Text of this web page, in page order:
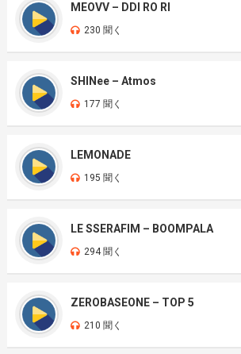
MEOVV – DDI RO RI
230 聞く
SHINee – Atmos
177 聞く
LEMONADE
195 聞く
LE SSERAFIM – BOOMPALA
294 聞く
ZEROBASEONE – TOP 5
210 聞く